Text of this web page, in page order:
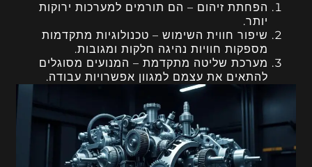
הפחתת זיהום – הם תורמים למערכות ירוקות
יותר.
שיפור חווית השימוש – טכנולוגיות מתקדמות
מספקות חוויות נהיגה חלקות ומגובות.
מערכת שליטה מתקדמת – המנועים מסוגלים
להתאים את עצמם למגוון אפשרויות עבודה.